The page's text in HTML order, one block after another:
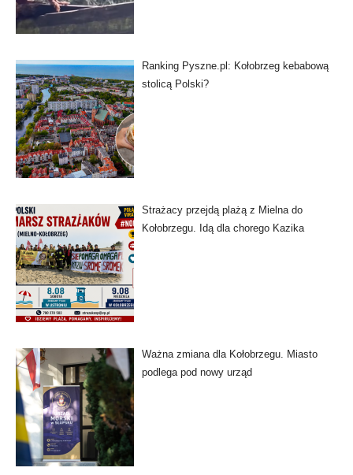
Ranking Pyszne.pl: Kołobrzeg kebabową
stolicą Polski?
Strażacy przejdą plażą z Mielna do
Kołobrzegu. Idą dla chorego Kazika
Ważna zmiana dla Kołobrzegu. Miasto
podlega pod nowy urząd